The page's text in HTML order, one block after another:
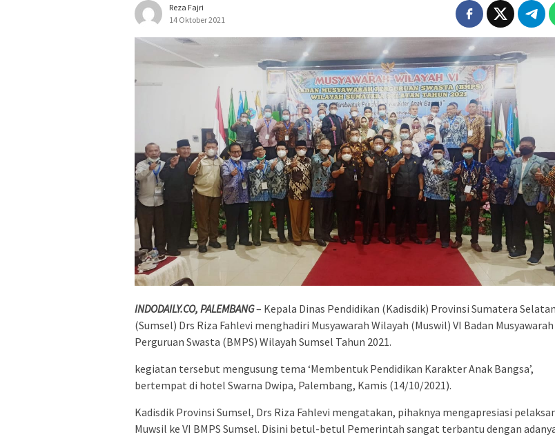
Reza Fajri
14 Oktober 2021
INDODAILY.CO, PALEMBANG– Kepala Dinas Pendidikan (Kadisdik) Provinsi Sumatera Selatan
(Sumsel) Drs Riza Fahlevi menghadiri Musyawarah Wilayah (Muswil) VI Badan Musyawarah
Perguruan Swasta (BMPS) Wilayah Sumsel Tahun 2021.
kegiatan tersebut mengusung tema ‘Membentuk Pendidikan Karakter Anak Bangsa’,
bertempat di hotel Swarna Dwipa, Palembang, Kamis (14/10/2021).
Kadisdik Provinsi Sumsel, Drs Riza Fahlevi mengatakan, pihaknya mengapresiasi
Muwsil ke VI BMPS Sumsel. Disini betul-betul Pemerintah sangat terbantu dengan